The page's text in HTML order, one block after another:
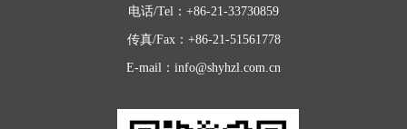
电话/Tel：+86-21-33730859
传真/Fax：+86-21-51561778
E-mail：info@shyhzl.com.cn